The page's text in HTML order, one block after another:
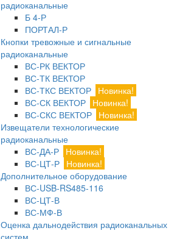
радиоканальные
Б 4-Р
ПОРТАЛ-Р
Кнопки тревожные и сигнальные
радиоканальные
ВС-РК ВЕКТОР
ВС-ТК ВЕКТОР
ВС-ТКС ВЕКТОР Новинка!
ВС-СК ВЕКТОР Новинка!
ВС-СКС ВЕКТОР Новинка!
Извещатели технологические
радиоканальные
ВС-ДА-Р Новинка!
ВС-ЦТ-Р Новинка!
Дополнительное оборудование
ВС-USB-RS485-116
ВС-ЦТ-В
ВС-МФ-В
Оценка дальнодействия радиоканальных
систем